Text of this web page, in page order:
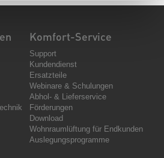
Komfort-Service
Support
Kundendienst
Ersatzteile
Webinare & Schulungen
Abhol- & Lieferservice
Förderungen
Download
Wohnraumlüftung für Endkunden
Auslegungsprogramme